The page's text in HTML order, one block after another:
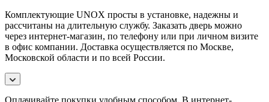
Комплектующие UNOX просты в установке, надежны и
рассчитаны на длительную службу. Заказать дверь можно
через интернет-магазин, по телефону или при личном визите
в офис компании. Доставка осуществляется по Москве,
Московской области и по всей России.
Оплачивайте покупки удобным способом. В интернет-